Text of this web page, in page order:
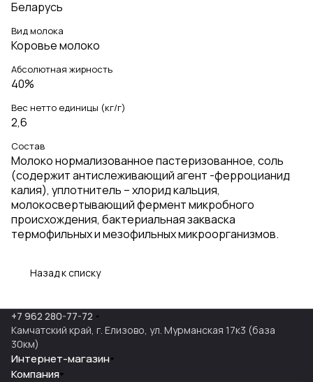
Беларусь
Вид молока
Коровье молоко
Абсолютная жирность
40%
Вес нетто единицы (кг/г)
2,6
Состав
Молоко нормализованное пастеризованное, соль
(содержит антислеживающий агент -ферроцианид
калия), уплотнитель – хлорид кальция,
молокосвертывающий фермент микробного
происхождения, бактериальная закваска
термофильных и мезофильных микроорганизмов.
Назад к списку
+7 962 280-77-72
Камчатский край, г. Елизово, ул. Мурманская 17к3 (база
30км)
Интернет-магазин
Компания